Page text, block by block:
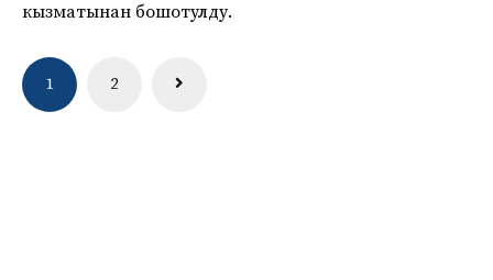
кызматынан бошотулду.
Навигация
по
1 2